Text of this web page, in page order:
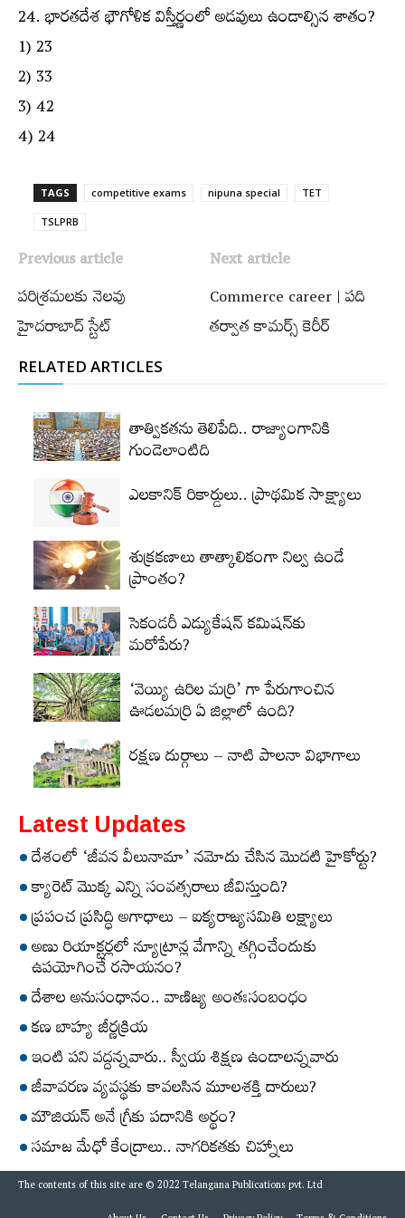
24. భారతదేశ భౌగోళిక విస్తీర్ణంలో అడవులు ఉండాల్సిన శాతం?
1) 23
2) 33
3) 42
4) 24
TAGS competitive exams nipuna special TET
TSLPRB
Previous article
పరిశ్రమలకు నెలవు
హైదరాబాద్ స్టేట్
Next article
Commerce career | పది
తర్వాత కామర్స్ కెరీర్
RELATED ARTICLES
తాత్వికతను తెలిపేది.. రాజ్యాంగానికి
గుండెలాంటిది
ఎలకానిక్‌ రికార్డులు.. ప్రాథమిక సాక్ష్యాలు
శుక్రకణాలు తాత్కాలికంగా నిల్వ ఉండే
ప్రాంతం?
సెకండరీ ఎడ్యుకేషన్‌ కమిషన్‌కు
మరోపేరు?
‘వెయ్యి ఉరిల మర్రి’ గా పేరుగాంచిన
ఊడలమర్రి ఏ జిల్లాలో ఉంది?
రక్షణ దుర్గాలు – నాటి పాలనా విభాగాలు
Latest Updates
దేశంలో ‘జీవన వీలునామా’ నమోదు చేసిన మొదటి హైకోర్టు?
క్యారెట్‌ మొక్క ఎన్ని సంవత్సరాలు జీవిస్తుంది?
ప్రపంచ ప్రసిద్ధి అగాధాలు – ఐక్యరాజ్యసమితి లక్ష్యాలు
అణు రియాక్టర్లలో న్యూట్రాన్ల వేగాన్ని తగ్గించేందుకు
ఉపయోగించే రసాయనం?
దేశాల అనుసంధానం.. వాణిజ్య అంతఃసంబంధం
కణ బాహ్య జీర్ణక్రియ
ఇంటి పని వద్దన్నవారు.. స్వీయ శిక్షణ ఉండాలన్నవారు
జీవావరణ వ్యవస్థకు కావలసిన మూలశక్తి దారులు?
మౌజియన్‌ అనే గ్రీకు పదానికి అర్థం?
సమాజ మేధో కేంద్రాలు.. నాగరికతకు చిహ్నాలు
The contents of this site are © 2022 Telangana Publications pvt. Ltd